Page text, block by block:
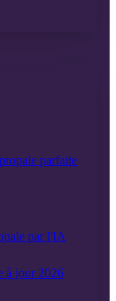
parfaite
par l'IA
à jour 2026